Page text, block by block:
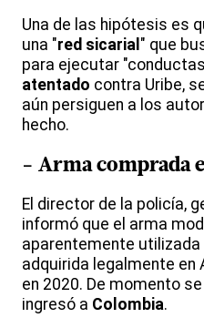
Una de las hipótesis es
una "red sicarial " que
para ejecutar
atentado contra Uribe,
aún persiguen a los
hecho.
- Arma comprada
El director de la policía,
informó que el arma
aparentemente utilizada
adquirida legalmente en
en 2020. De momento
ingresó a Colombia.